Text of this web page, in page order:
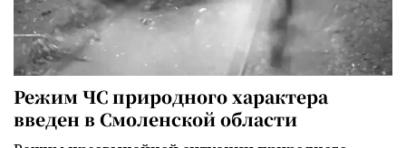
Режим ЧС природного характера
введен в Смоленской области